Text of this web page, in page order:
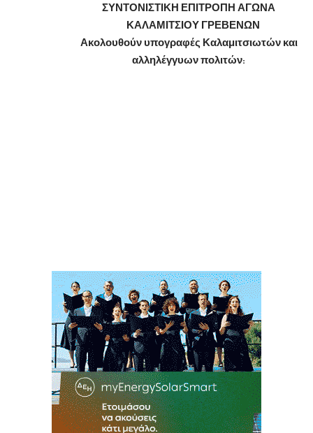
ΣΥΝΤΟΝΙΣΤΙΚΗ ΕΠΙΤΡΟΠΗ ΑΓΩΝΑ
ΚΑΛΑΜΙΤΣΙΟΥ ΓΡΕΒΕΝΩΝ
Ακολουθούν υπογραφές Καλαμιτσιωτών και
αλληλέγγυων πολιτών: